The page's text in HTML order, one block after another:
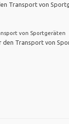
Transport von
von Sportgeräten
den Transport von